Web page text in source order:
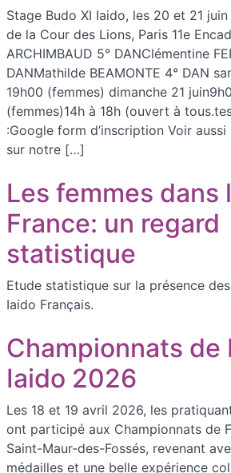
Stage Budo XI Iaido, les 20 et 21
de la Cour des Lions, Paris 11e
ARCHIMBAUD 5° DANClémentine
DANMathilde BEAMONTE 4° DAN
19h00 (femmes) dimanche 21
(femmes)14h à 18h (ouvert à
:Google form d’inscription Voir aussi
sur notre […]
Les femmes dans
France: un regard
statistique
Etude statistique sur la présence
Iaido Français.
Championnats de
Iaido 2026
Les 18 et 19 avril 2026, les
ont participé aux Championnats de
Saint-Maur-des-Fossés, revenant
médailles et une belle expérience